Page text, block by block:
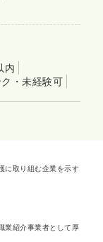
内
・未経験可
に取り組む企業を示す
業紹介事業者として厚